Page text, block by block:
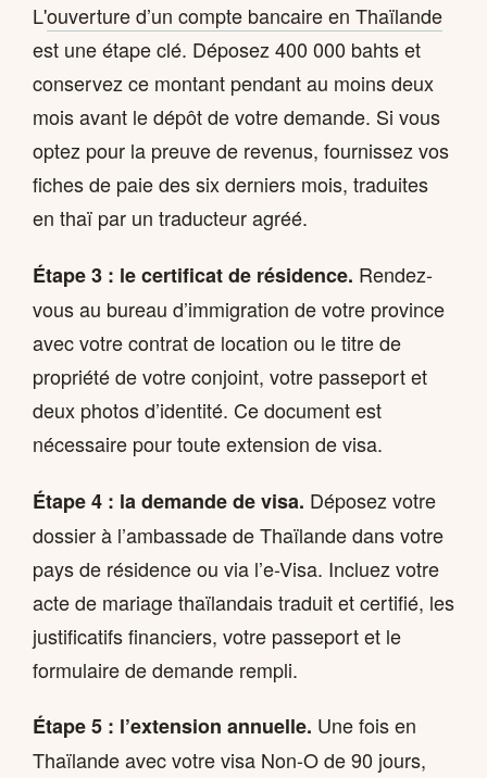
L'ouverture d’un compte bancaire en Thaïlande
est une étape clé. Déposez 400 000 bahts et
conservez ce montant pendant au moins deux
mois avant le dépôt de votre demande. Si vous
optez pour la preuve de revenus, fournissez vos
fiches de paie des six derniers mois, traduites
en thaï par un traducteur agréé.
Étape 3 : le certificat de résidence. Rendez-
vous au bureau d’immigration de votre province
avec votre contrat de location ou le titre de
propriété de votre conjoint, votre passeport et
deux photos d’identité. Ce document est
nécessaire pour toute extension de visa.
Étape 4 : la demande de visa. Déposez votre
dossier à l’ambassade de Thaïlande dans votre
pays de résidence ou via l’e-Visa. Incluez votre
acte de mariage thaïlandais traduit et certifié, les
justificatifs financiers, votre passeport et le
formulaire de demande rempli.
Étape 5 : l’extension annuelle. Une fois en
Thaïlande avec votre visa Non-O de 90 jours,